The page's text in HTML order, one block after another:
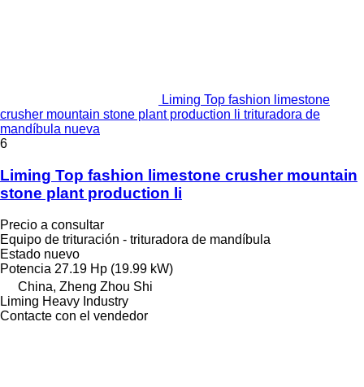
Liming Top fashion limestone
crusher mountain stone plant production li trituradora de
mandíbula nueva
6
Liming Top fashion limestone crusher mountain
stone plant production li
Precio a consultar
Equipo de trituración - trituradora de mandíbula
Estado nuevo
Potencia 27.19 Hp (19.99 kW)
China, Zheng Zhou Shi
Liming Heavy Industry
Contacte con el vendedor